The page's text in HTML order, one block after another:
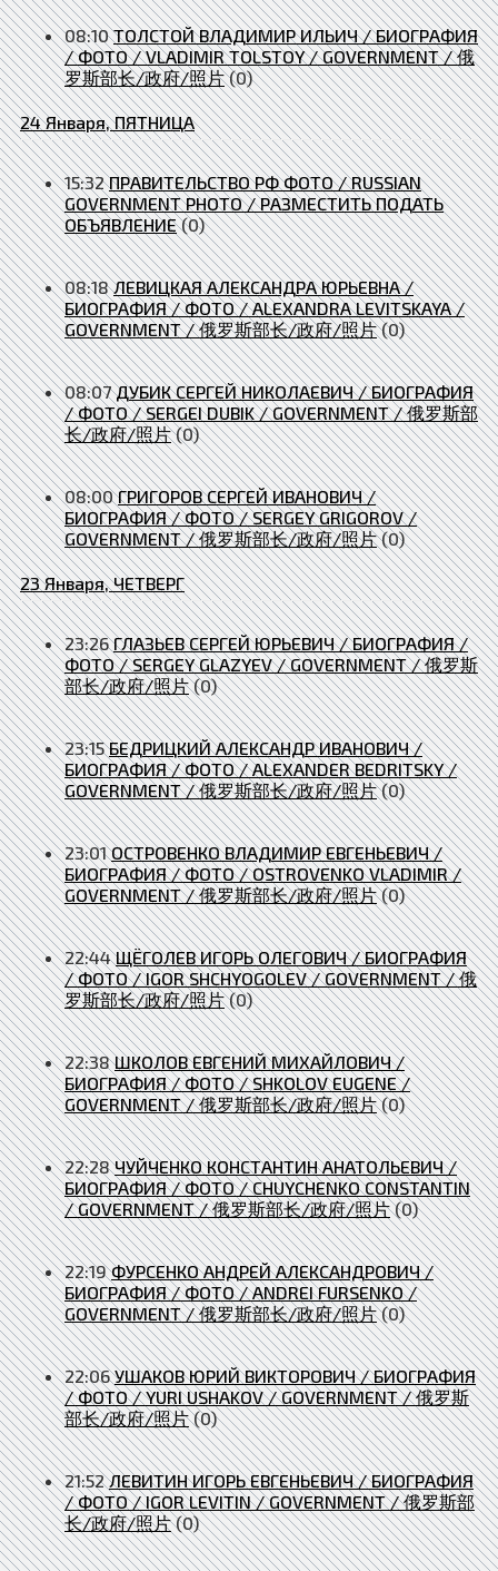
08:10 ТОЛСТОЙ ВЛАДИМИР ИЛЬИЧ / БИОГРАФИЯ
/ ФОТО / VLADIMIR TOLSTOY / GOVERNMENT / 俄
罗斯部长/政府/照片 (0)
24 Января, ПЯТНИЦА
15:32 ПРАВИТЕЛЬСТВО РФ ФОТО / RUSSIAN
GOVERNMENT PHOTO / РАЗМЕСТИТЬ ПОДАТЬ
ОБЪЯВЛЕНИЕ (0)
08:18 ЛЕВИЦКАЯ АЛЕКСАНДРА ЮРЬЕВНА /
БИОГРАФИЯ / ФОТО / ALEXANDRA LEVITSKAYA /
GOVERNMENT / 俄罗斯部长/政府/照片 (0)
08:07 ДУБИК СЕРГЕЙ НИКОЛАЕВИЧ / БИОГРАФИЯ
/ ФОТО / SERGEI DUBIK / GOVERNMENT / 俄罗斯部
长/政府/照片 (0)
08:00 ГРИГОРОВ СЕРГЕЙ ИВАНОВИЧ /
БИОГРАФИЯ / ФОТО / SERGEY GRIGOROV /
GOVERNMENT / 俄罗斯部长/政府/照片 (0)
23 Января, ЧЕТВЕРГ
23:26 ГЛАЗЬЕВ СЕРГЕЙ ЮРЬЕВИЧ / БИОГРАФИЯ /
ФОТО / SERGEY GLAZYEV / GOVERNMENT / 俄罗斯
部长/政府/照片 (0)
23:15 БЕДРИЦКИЙ АЛЕКСАНДР ИВАНОВИЧ /
БИОГРАФИЯ / ФОТО / ALEXANDER BEDRITSKY /
GOVERNMENT / 俄罗斯部长/政府/照片 (0)
23:01 ОСТРОВЕНКО ВЛАДИМИР ЕВГЕНЬЕВИЧ /
БИОГРАФИЯ / ФОТО / OSTROVENKO VLADIMIR /
GOVERNMENT / 俄罗斯部长/政府/照片 (0)
22:44 ЩЁГОЛЕВ ИГОРЬ ОЛЕГОВИЧ / БИОГРАФИЯ
/ ФОТО / IGOR SHCHYOGOLEV / GOVERNMENT / 俄
罗斯部长/政府/照片 (0)
22:38 ШКОЛОВ ЕВГЕНИЙ МИХАЙЛОВИЧ /
БИОГРАФИЯ / ФОТО / SHKOLOV EUGENE /
GOVERNMENT / 俄罗斯部长/政府/照片 (0)
22:28 ЧУЙЧЕНКО КОНСТАНТИН АНАТОЛЬЕВИЧ /
БИОГРАФИЯ / ФОТО / CHUYCHENKO CONSTANTIN
/ GOVERNMENT / 俄罗斯部长/政府/照片 (0)
22:19 ФУРСЕНКО АНДРЕЙ АЛЕКСАНДРОВИЧ /
БИОГРАФИЯ / ФОТО / ANDREI FURSENKO /
GOVERNMENT / 俄罗斯部长/政府/照片 (0)
22:06 УШАКОВ ЮРИЙ ВИКТОРОВИЧ / БИОГРАФИЯ
/ ФОТО / YURI USHAKOV / GOVERNMENT / 俄罗斯
部长/政府/照片 (0)
21:52 ЛЕВИТИН ИГОРЬ ЕВГЕНЬЕВИЧ / БИОГРАФИЯ
/ ФОТО / IGOR LEVITIN / GOVERNMENT / 俄罗斯部
长/政府/照片 (0)